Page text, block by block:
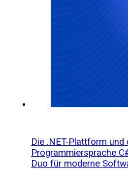
Die .NET-Plattform und
Programmiersprache
Duo für moderne